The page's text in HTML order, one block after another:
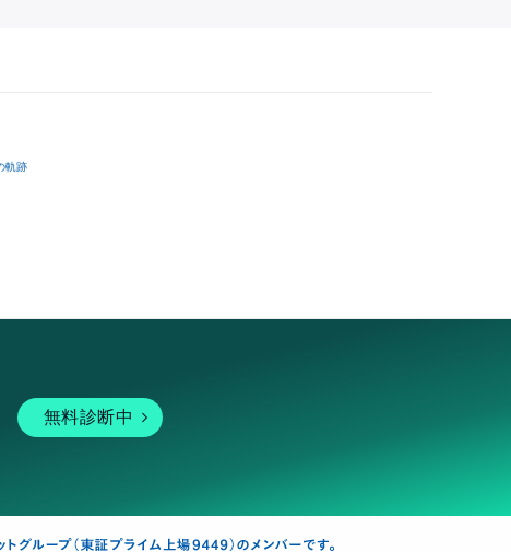
軌跡
無料診断中